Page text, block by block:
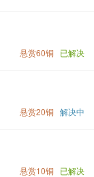
悬赏60铜 已解决
悬赏20铜 解决中
悬赏10铜 已解决